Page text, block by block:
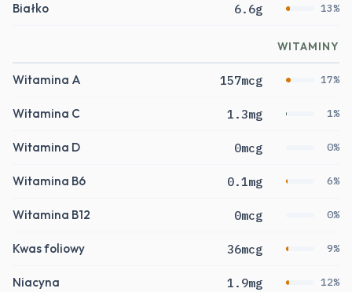
Białko 6.6g 13%
WITAMINY
Witamina A 157mcg 17%
Witamina C 1.3mg 1%
Witamina D 0mcg 0%
Witamina B6 0.1mg 6%
Witamina B12 0mcg 0%
Kwas foliowy 36mcg 9%
Niacyna 1.9mg 12%